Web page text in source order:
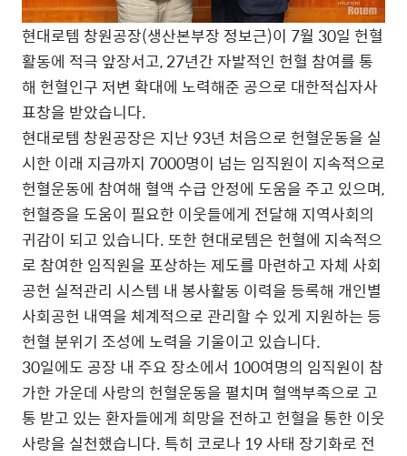
현대로템 창원공장(생산본부장 정보근)이 7월 30일 헌혈
활동에 적극 앞장서고, 27년간 자발적인 헌혈 참여를 통
해 헌혈인구 저변 확대에 노력해준 공으로 대한적십자사
표창을 받았습니다.
현대로템 창원공장은 지난 93년 처음으로 헌혈운동을 실
시한 이래 지금까지 7000명이 넘는 임직원이 지속적으로
헌혈운동에 참여해 혈액 수급 안정에 도움을 주고 있으며,
헌혈증을 도움이 필요한 이웃들에게 전달해 지역사회의
귀감이 되고 있습니다. 또한 현대로템은 헌혈에 지속적으
로 참여한 임직원을 포상하는 제도를 마련하고 자체 사회
공헌 실적관리 시스템 내 봉사활동 이력을 등록해 개인별
사회공헌 내역을 체계적으로 관리할 수 있게 지원하는 등
헌혈 분위기 조성에 노력을 기울이고 있습니다.
30일에도 공장 내 주요 장소에서 100여명의 임직원이 참
가한 가운데 사랑의 헌혈운동을 펼치며 혈액부족으로 고
통 받고 있는 환자들에게 희망을 전하고 헌혈을 통한 이웃
사랑을 실천했습니다. 특히 코로나 19 사태 장기화로 전